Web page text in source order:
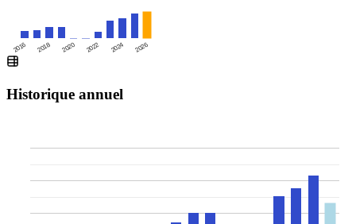
2016 2018 2020 2022 2024 2026
Historique annuel